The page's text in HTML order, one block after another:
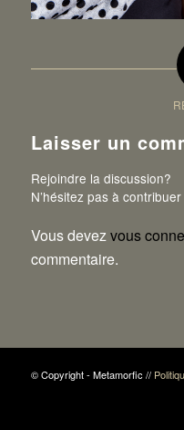
Laisser un
Rejoindre la discussion?
N’hésitez pas à contribuer
Vous devezvous
commentaire.
© Copyright - Metamorfic //